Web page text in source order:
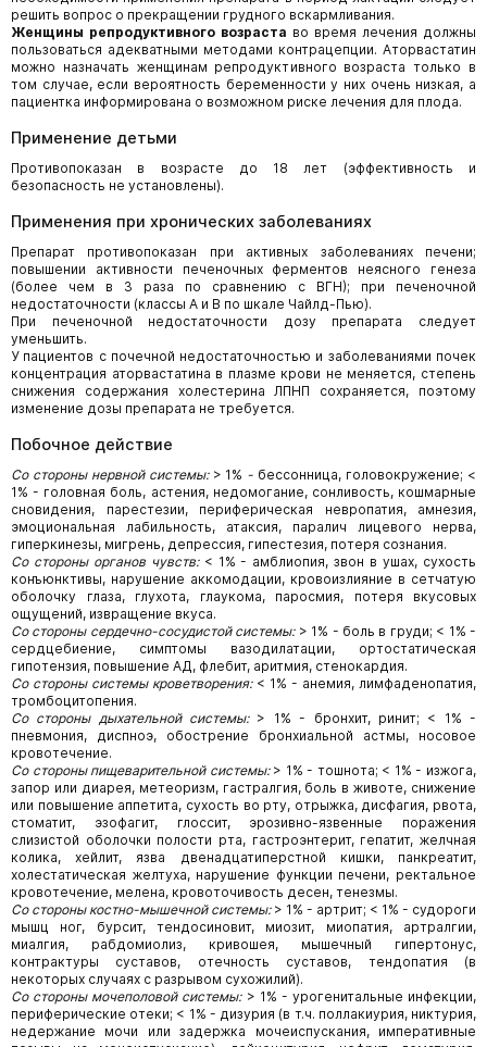
решить вопрос о прекращении грудного вскармливания.
Женщины репродуктивного возраста во время лечения должны
пользоваться адекватными методами контрацепции. Аторвастатин
можно назначать женщинам репродуктивного возраста только в
том случае, если вероятность беременности у них очень низкая, а
пациентка информирована о возможном риске лечения для плода.
Применение детьми
Противопоказан в возрасте до 18 лет (эффективность и
безопасность не установлены).
Применения при хронических заболеваниях
Препарат противопоказан при активных заболеваниях печени;
повышении активности печеночных ферментов неясного генеза
(более чем в 3 раза по сравнению с ВГН); при печеночной
недостаточности (классы А и В по шкале Чайлд-Пью).
При печеночной недостаточности дозу препарата следует
уменьшить.
У пациентов с почечной недостаточностью и заболеваниями почек
концентрация аторвастатина в плазме крови не меняется, степень
снижения содержания холестерина ЛПНП сохраняется, поэтому
изменение дозы препарата не требуется.
Побочное действие
Со стороны нервной системы:> 1% - бессонница, головокружение; <
1% - головная боль, астения, недомогание, сонливость, кошмарные
сновидения, парестезии, периферическая невропатия, амнезия,
эмоциональная лабильность, атаксия, паралич лицевого нерва,
гиперкинезы, мигрень, депрессия, гипестезия, потеря сознания.
Со стороны органов чувств: < 1% - амблиопия, звон в ушах, сухость
конъюнктивы, нарушение аккомодации, кровоизлияние в сетчатую
оболочку глаза, глухота, глаукома, паросмия, потеря вкусовых
ощущений, извращение вкуса.
Со стороны сердечно-сосудистой системы: > 1% - боль в груди; < 1% -
сердцебиение, симптомы вазодилатации, ортостатическая
гипотензия, повышение АД, флебит, аритмия, стенокардия.
Со стороны системы кроветворения: < 1% - анемия, лимфаденопатия,
тромбоцитопения.
Со стороны дыхательной системы: > 1% - бронхит, ринит; < 1% -
пневмония, диспноэ, обострение бронхиальной астмы, носовое
кровотечение.
Со стороны пищеварительной системы: > 1% - тошнота; < 1% - изжога,
запор или диарея, метеоризм, гастралгия, боль в животе, снижение
или повышение аппетита, сухость во рту, отрыжка, дисфагия, рвота,
стоматит, эзофагит, глоссит, эрозивно-язвенные поражения
слизистой оболочки полости рта, гастроэнтерит, гепатит, желчная
колика, хейлит, язва двенадцатиперстной кишки, панкреатит,
холестатическая желтуха, нарушение функции печени, ректальное
кровотечение, мелена, кровоточивость десен, тенезмы.
Со стороны костно-мышечной системы: > 1% - артрит; < 1% - судороги
мышц ног, бурсит, тендосиновит, миозит, миопатия, артралгии,
миалгия, рабдомиолиз, кривошея, мышечный гипертонус,
контрактуры суставов, отечность суставов, тендопатия (в
некоторых случаях с разрывом сухожилий).
Со стороны мочеполовой системы: > 1% - урогенитальные инфекции,
периферические отеки; < 1% - дизурия (в т.ч. поллакиурия, никтурия,
недержание мочи или задержка мочеиспускания, императивные